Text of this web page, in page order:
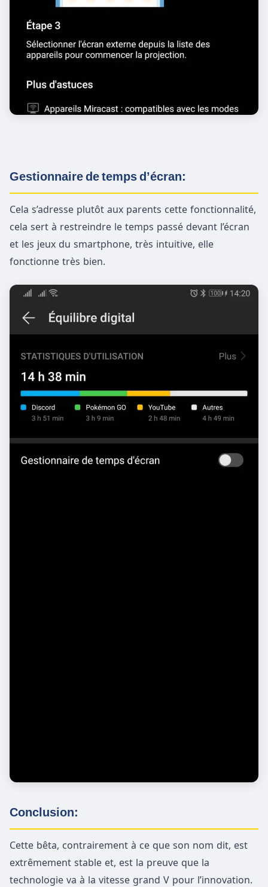
Gestionnaire de temps d’écran:
Cela s’adresse plutôt aux parents cette fonctionnalité,
cela sert à restreindre le temps passé devant l’écran
et les jeux du smartphone, très intuitive, elle
fonctionne très bien.
Conclusion:
Cette bêta, contrairement à ce que son nom dit, est
extrêmement stable et, est la preuve que la
technologie va à la vitesse grand V pour l’innovation.